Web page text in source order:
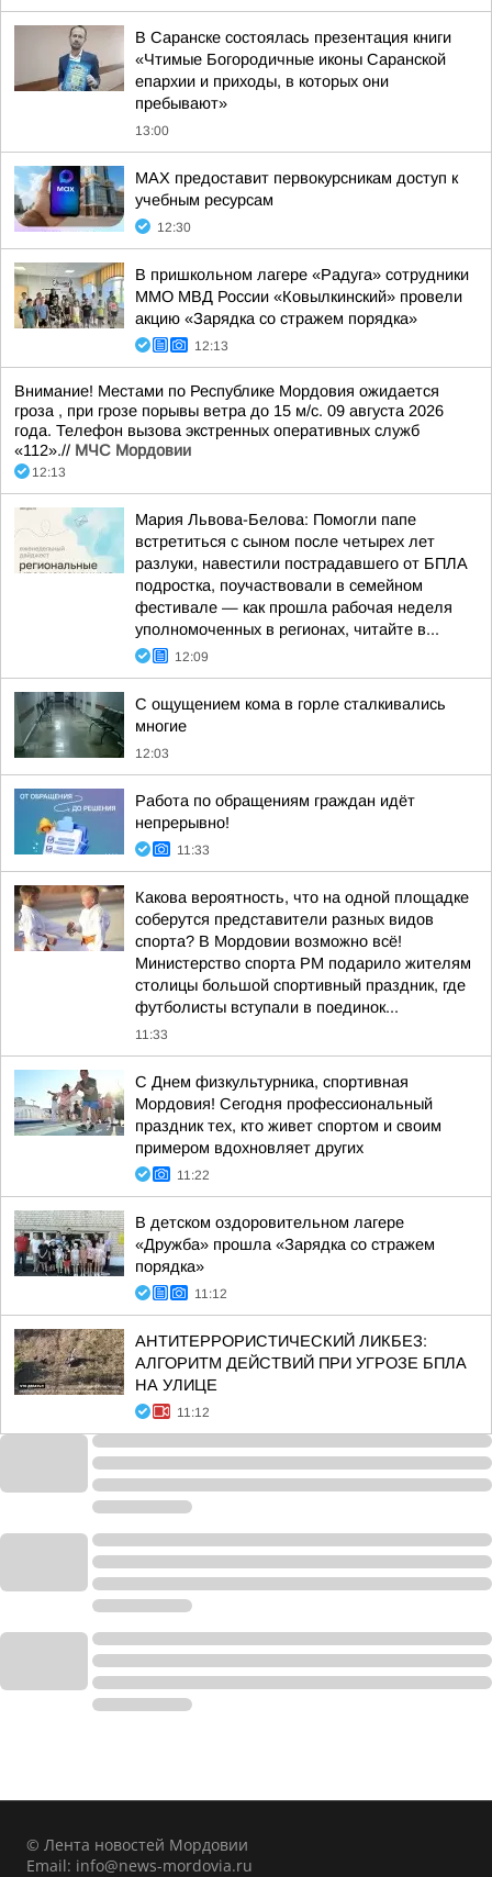
В Саранске состоялась презентация книги
«Чтимые Богородичные иконы Саранской
епархии и приходы, в которых они
пребывают»
13:00
MAX предоставит первокурсникам доступ к
учебным ресурсам
12:30
В пришкольном лагере «Радуга» сотрудники
ММО МВД России «Ковылкинский» провели
акцию «Зарядка со стражем порядка»
12:13
Внимание! Местами по Республике Мордовия ожидается
гроза , при грозе порывы ветра до 15 м/с. 09 августа 2026
года. Телефон вызова экстренных оперативных служб
«112».// МЧС Мордовии
12:13
Мария Львова-Белова: Помогли папе
встретиться с сыном после четырех лет
разлуки, навестили пострадавшего от БПЛА
подростка, поучаствовали в семейном
фестивале — как прошла рабочая неделя
уполномоченных в регионах, читайте в...
12:09
С ощущением кома в горле сталкивались
многие
12:03
Работа по обращениям граждан идёт
непрерывно!
11:33
Какова вероятность, что на одной площадке
соберутся представители разных видов
спорта? В Мордовии возможно всё!
Министерство спорта РМ подарило жителям
столицы большой спортивный праздник, где
футболисты вступали в поединок...
11:33
С Днем физкультурника, спортивная
Мордовия! Сегодня профессиональный
праздник тех, кто живет спортом и своим
примером вдохновляет других
11:22
В детском оздоровительном лагере
«Дружба» прошла «Зарядка со стражем
порядка»
11:12
АНТИТЕРРОРИСТИЧЕСКИЙ ЛИКБЕЗ:
АЛГОРИТМ ДЕЙСТВИЙ ПРИ УГРОЗЕ БПЛА
НА УЛИЦЕ
11:12
© Лента новостей Мордовии
Email: info@news-mordovia.ru